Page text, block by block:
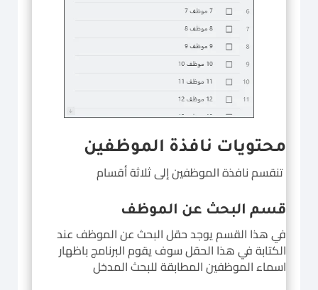
محتويات نافذة الموظفين
تنقسم نافذة الموظفين إلى ثلاثة أقسام
قسم البحث عن الموظف
في هذا القسم يوجد حقل البحث عن الموظف عند
الكتابة في هذا الحقل سوف يقوم البرنامج باظهار
اسماء الموظفين المطابقة للبحث المدخل